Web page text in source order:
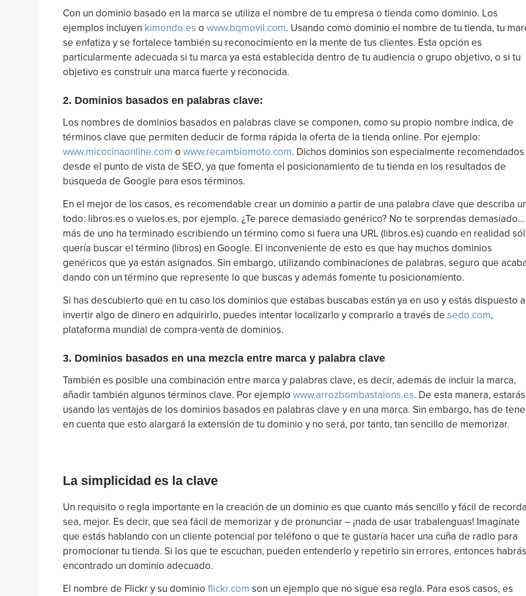
Con un dominio basado en la marca se utiliza el nombre de tu empresa o tienda como dominio. Los
ejemplos incluyen kimondo.es o www.bqmovil.com. Usando como dominio el nombre de tu tienda, tu
se enfatiza y se fortalece también su reconocimiento en la mente de tus clientes. Esta opción es
particularmente adecuada si tu marca ya está establecida dentro de tu audiencia o grupo objetivo, o si tu
objetivo es construir una marca fuerte y reconocida.
2. Dominios basados en palabras clave:
Los nombres de dominios basados en palabras clave se componen, como su propio nombre indica, de
términos clave que permiten deducir de forma rápida la oferta de la tienda online. Por ejemplo:
www.micocinaonline.com o www.recambiomoto.com. Dichos dominios son especialmente recomendados
desde el punto de vista de SEO, ya que fomenta el posicionamiento de tu tienda en los resultados de
búsqueda de Google para esos términos.
En el mejor de los casos, es recomendable crear un dominio a partir de una palabra clave que describa
todo: libros.es o vuelos.es, por ejemplo. ¿Te parece demasiado genérico? No te sorprendas demasiado…
más de uno ha terminado escribiendo un término como si fuera una URL (libros.es) cuando en realidad
quería buscar el término (libros) en Google. El inconveniente de esto es que hay muchos dominios
genéricos que ya están asignados. Sin embargo, utilizando combinaciones de palabras, seguro que
dando con un término que represente lo que buscas y además fomente tu posicionamiento.
Si has descubierto que en tu caso los dominios que estabas buscabas están ya en uso y estás dispuesto a
invertir algo de dinero en adquirirlo, puedes intentar localizarlo y comprarlo a través de sedo.com,
plataforma mundial de compra-venta de dominios.
3. Dominios basados en una mezcla entre marca y palabra clave
También es posible una combinación entre marca y palabras clave, es decir, además de incluir la marca,
añadir también algunos términos clave. Por ejemplo www.arrozbombastalons.es. De esta manera, estarás
usando las ventajas de los dominios basados en palabras clave y en una marca. Sin embargo, has de
en cuenta que esto alargará la extensión de tu dominio y no será, por tanto, tan sencillo de memorizar.
La simplicidad es la clave
Un requisito o regla importante en la creación de un dominio es que cuanto más sencillo y fácil de
sea, mejor. Es decir, que sea fácil de memorizar y de pronunciar – ¡nada de usar trabalenguas! Imagínate
que estás hablando con un cliente potencial por teléfono o que te gustaría hacer una cuña de radio para
promocionar tu tienda. Si los que te escuchan, pueden entenderlo y repetirlo sin errores, entonces habrás
encontrado un dominio adecuado.
El nombre de Flickr y su dominio flickr.com son un ejemplo que no sigue esa regla. Para esos casos, es